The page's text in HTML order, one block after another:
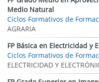
Medio Natural
Ciclos Formativos de
AGRARIA
FP Básica en Electricidad y
Ciclos Formativos de
ELECTRICIDAD Y